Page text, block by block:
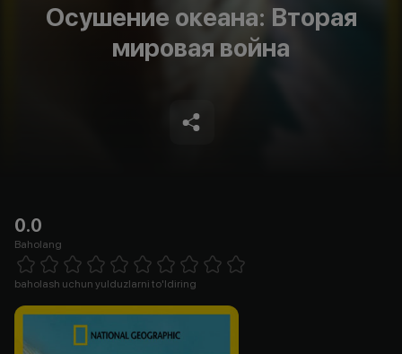
Осушение океана: Вторая
мировая война
0.0
Baholang
1 Star 2 Stars 3 Stars 4 Stars5 Stars 6 Stars7 Stars8 Stars
baholash uchun yulduzlarni to'ldiring